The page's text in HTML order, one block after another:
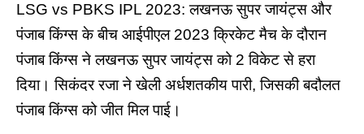
LSG vs PBKS IPL 2023: लखनऊ सुपर जायंट्स और
पंजाब किंग्स के बीच आईपीएल 2023 क्रिकेट मैच के दौरान
पंजाब किंग्स नेलखनऊ सुपर जायंट्स को 2 विकेटसे हरा
दिया। सिकंदर रजा ने खेली अर्धशतकीय पारी, जिसकी बदौलत
पंजाब किंग्स को जीत मिल पाई।